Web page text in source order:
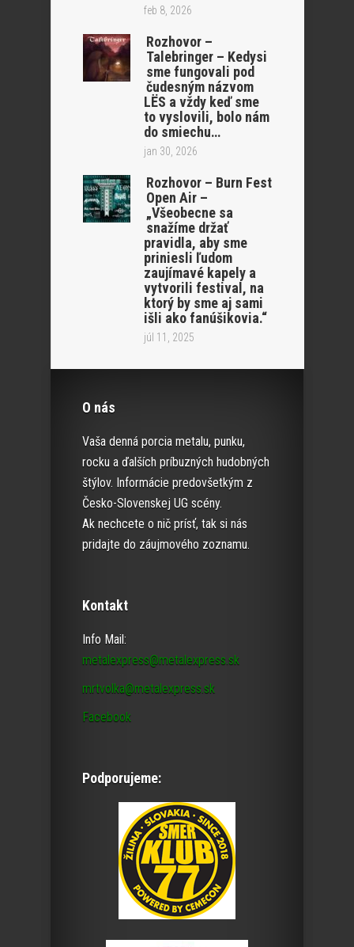
feb 8, 2026
Rozhovor –
Talebringer – Kedysi
sme fungovali pod
čudesným názvom
LËS a vždy keď sme
to vyslovili, bolo nám
do smiechu…
jan 30, 2026
Rozhovor – Burn Fest
Open Air –
„Všeobecne sa
snažíme držať
pravidla, aby sme
priniesli ľudom
zaujímavé kapely a
vytvorili festival, na
ktorý by sme aj sami
išli ako fanúšikovia.“
júl 11, 2025
O nás
Vaša denná porcia metalu, punku,
rocku a ďalších príbuzných hudobných
štýlov. Informácie predovšetkým z
Česko-Slovenskej UG scény.
Ak nechcete o nič prísť, tak si nás
pridajte do záujmového zoznamu.
Kontakt
Info Mail:
metalexpress@metalexpress.sk
mrtvolka@metalexpress.sk
Facebook
Podporujeme: